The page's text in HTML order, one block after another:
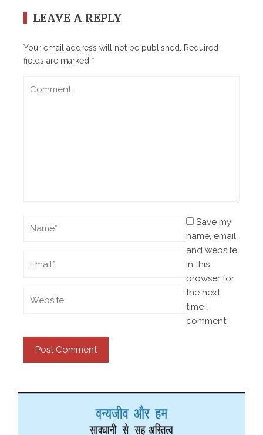
LEAVE A REPLY
Your email address will not be published.
Required
fields are marked *
Save my
name, email,
and website
in this
browser for
the next
time I
comment.